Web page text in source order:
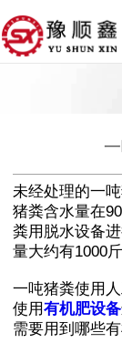
未经处理的一
猪粪含水量在
粪用脱水设备
量大约有1000斤
一吨猪粪使用
使用有机肥设备
需要用到哪些